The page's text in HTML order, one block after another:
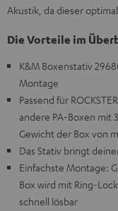
Akustik, da dieser
Die Vorteile im
K&M Boxenstativ
Montage
Passend für
andere PA-Boxen mit
Gewicht der Box von
Das Stativ bringt
Einfachste Montage:
Box wird mit Ring-
schnell lösbar